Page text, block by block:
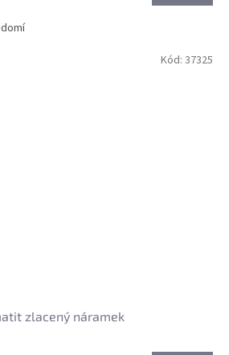
zlacený náramek
Kód: 37325